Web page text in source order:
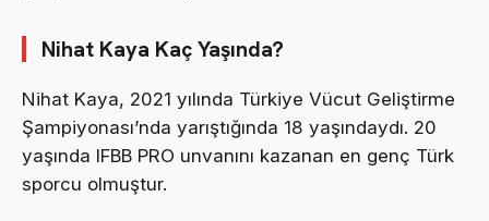
Nihat Kaya Kaç Yaşında?
Nihat Kaya, 2021 yılında Türkiye Vücut Geliştirme
Şampiyonası’nda yarıştığında 18 yaşındaydı. 20
yaşında IFBB PRO unvanını kazanan en genç Türk
sporcu olmuştur.